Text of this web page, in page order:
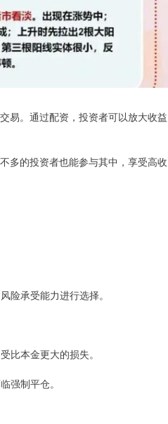
易。通过配资，投资者可以放大收益
多的投资者也能参与其中，享受高收
险承受能力进行选择。
比本金更大的损失。
强制平仓。